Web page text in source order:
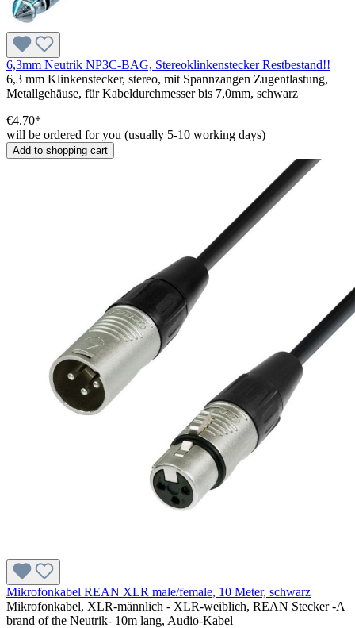
6,3mm Neutrik NP3C-BAG, Stereoklinkenstecker Restbestand!!
6,3 mm Klinkenstecker, stereo, mit Spannzangen Zugentlastung,
Metallgehäuse, für Kabeldurchmesser bis 7,0mm, schwarz
€4.70*
will be ordered for you (usually 5-10 working days)
Add to shopping cart
Mikrofonkabel REAN XLR male/female, 10 Meter, schwarz
Mikrofonkabel, XLR-männlich - XLR-weiblich, REAN Stecker -A
brand of the Neutrik- 10m lang, Audio-Kabel